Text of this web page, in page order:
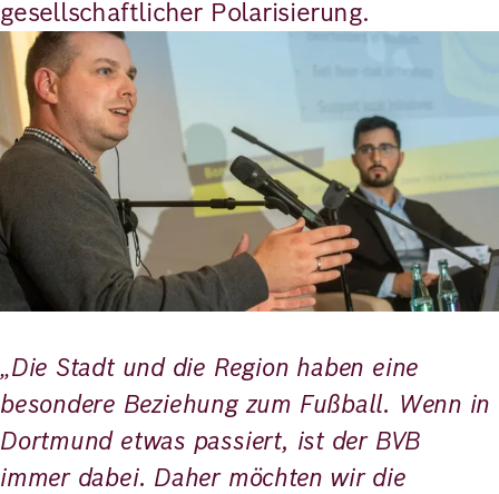
gesellschaftlicher Polarisierung.
Bild
„Die Stadt und die Region haben eine
besondere Beziehung zum Fußball. Wenn in
Dortmund etwas passiert, ist der BVB
immer dabei. Daher möchten wir die